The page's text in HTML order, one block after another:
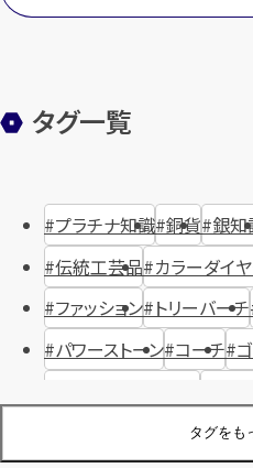
タグ一覧
タグをも
プラチナ知識 銅貨 銀知
伝統工芸品 カラーダイ
ファッション トリーバーチ
パワーストーン コーチ
ジュエリーブランド オー